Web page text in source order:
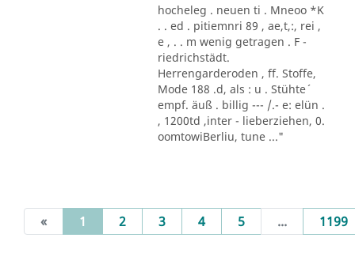
hocheleg . neuen ti . Mneoo *K
. . ed . pitiemnri 89 , ae,t,:, rei ,
e , . . m wenig getragen . F -
riedrichstädt.
Herrengarderoden , ff. Stoffe,
Mode 188 .d, als : u . Stühte´
empf. äuß . billig --- /.- e: elün .
, 1200td ,inter - lieberziehen, 0.
oomtowiBerliu, tune ..."
« 1 (current)
2 3 4 5 ... 1199